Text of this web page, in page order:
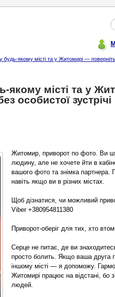
якому місті та у Житомирі —
якому місті та у
особистої зустрічі
Житомир, приворот по фото. Ви
людину, але не хочете йти в
вашого фото та знімка
навіть якщо ви в різних містах.
Щоб дізнатися, чи можливий
Viber +380954811380
Приворот-оберіг для тих, хто
Серце не питає, де ви
просто болить. Якщо ваша друга
іншому місті — я допоможу.
Житомирі працює на відстані, бо
людей.